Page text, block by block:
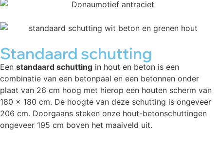
Standaard schutting
Een standaard schutting in hout en beton is een
combinatie van een betonpaal en een betonnen onder
plaat van 26 cm hoog met hierop een houten scherm van
180 x 180 cm. De hoogte van deze schutting is ongeveer
206 cm. Doorgaans steken onze hout-betonschuttingen
ongeveer 195 cm boven het maaiveld uit.